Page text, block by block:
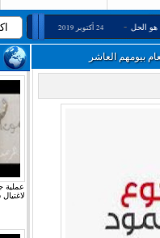
24 أكتوبر 2019 مقال :انطباع حول
عملية
لاغتيال سعيد
بيومهم العاشر